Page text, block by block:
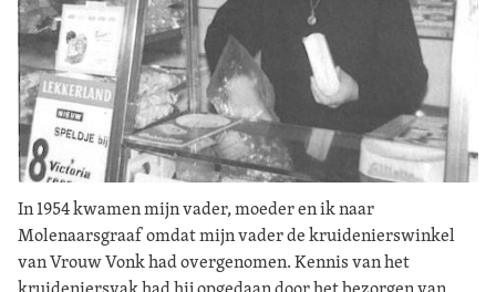
In 1954 kwamen mijn vader, moeder en ik naar
Molenaarsgraaf omdat mijn vader de kruidenierswinkel
van Vrouw Vonk had overgenomen. Kennis van het